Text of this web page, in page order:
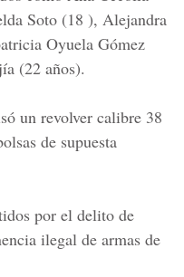
Soto (18 ), Alejandra
Oyuela Gómez
(22 años).
un revolver calibre 38
de supuesta
por el delito de
ilegal de armas de